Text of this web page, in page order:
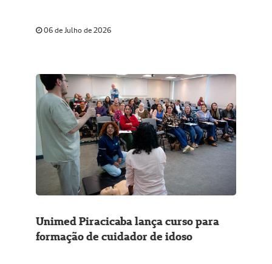
06 de Julho de 2026
Unimed Piracicaba lança curso para
formação de cuidador de idoso